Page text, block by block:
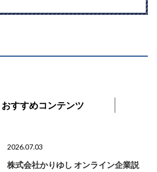
おすすめコンテンツ
2026.07.03
株式会社かりゆし オンライン企業説